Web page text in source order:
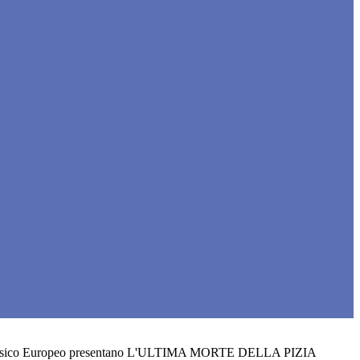
Europeo presentano L'ULTIMA MORTE DELLA PIZIA